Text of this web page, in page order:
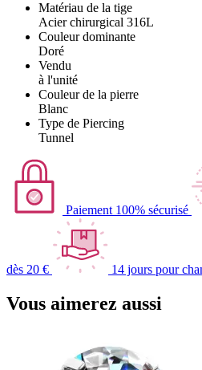
Matériau de la tige
Acier chirurgical 316L
Couleur dominante
Doré
Vendu
à l'unité
Couleur de la pierre
Blanc
Type de Piercing
Tunnel
Paiement 100% sécurisé
dès 20 € 14 jours pour
Vous aimerez aussi